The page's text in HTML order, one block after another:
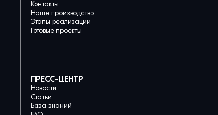
Контакты
Наше производство
Этапы реализации
Готовые проекты
ПРЕСС-ЦЕНТР
Новости
Статьи
База знаний